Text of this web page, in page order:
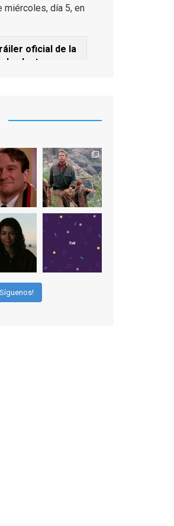
miércoles, día 5, en
oficial de la
Juntos
Cine
la noticia de la
camaleónico
ha brindado
más
Ganó el Goya